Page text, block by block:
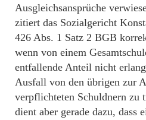
Ausgleichsansprüche
zitiert das Sozialgericht
426 Abs. 1 Satz 2 BGB
wenn von einem
entfallende Anteil nicht
Ausfall von den übrigen zur
verpflichteten Schuldnern zu
dient aber gerade dazu, dass